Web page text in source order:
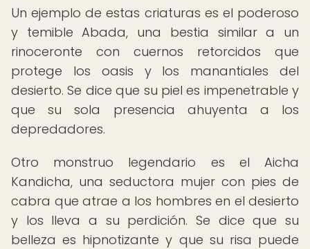
Un ejemplo de estas criaturas es el poderoso
y temible Abada, una bestia similar a un
rinoceronte con cuernos retorcidos que
protege los oasis y los manantiales del
desierto. Se dice que su piel es impenetrable y
que su sola presencia ahuyenta a los
depredadores.
Otro monstruo legendario es el Aicha
Kandicha, una seductora mujer con pies de
cabra que atrae a los hombres en el desierto
y los lleva a su perdición. Se dice que su
belleza es hipnotizante y que su risa puede